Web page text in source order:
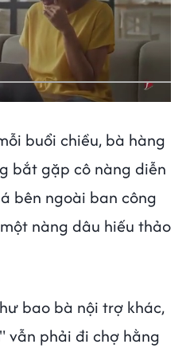
buổi chiều, bà hàng
bắt gặp cô nàng diễn
bên ngoài ban công
nàng dâu hiếu thảo
bao bà nội trợ khác,
vẫn phải đi chợ hằng